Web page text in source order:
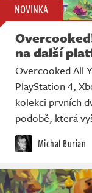
NOVINKA
na další
Overcooked All
PlayStation 4,
kolekci prvních
podobě, která
Michal Burian